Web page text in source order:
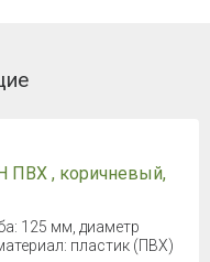
ПВХ , коричневый,
125 мм, диаметр
пластик (ПВХ)